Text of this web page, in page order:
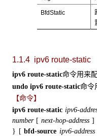
BfdStatic
1.1.4 ipv6 route-static
ipv6 route-static命令用来
undo ipv6 route-static命令
【命令】
ipv6 route-static ipv6-
number [ next-hop-address ]
} [ bfd-source ipv6-address